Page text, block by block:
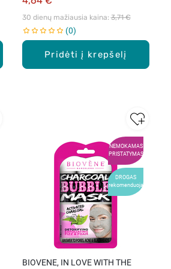
Pridėti į krepšelį
30 dienų mažiausia kaina: 3,71 €
0
NEMOKAMAS
PRISTATYMAS
DROGAS
rekomenduoja
BIOVENE, IN LOVE WITH THE